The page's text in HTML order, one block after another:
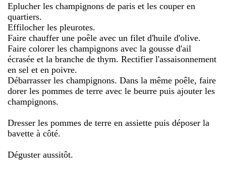
Eplucher les champignons de paris et les couper en
quartiers.
Effilocher les pleurotes.
Faire chauffer une poêle avec un filet d'huile d'olive.
Faire colorer les champignons avec la gousse d'ail
écrasée et la branche de thym. Rectifier l'assaisonnement
en sel et en poivre.
Débarrasser les champignons. Dans la même poêle, faire
dorer les pommes de terre avec le beurre puis ajouter les
champignons.
Dresser les pommes de terre en assiette puis déposer la
bavette à côté.
Déguster aussitôt.